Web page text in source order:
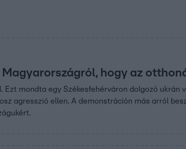
Magyarországról, hogy az
Ezt mondta egy Székesfehérváron dolgozó ukrán
agresszió ellen. A demonstráción más arról